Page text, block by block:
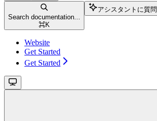
Search documentation...
⌘K
アシスタントに質問
Website
Get Started
Get Started